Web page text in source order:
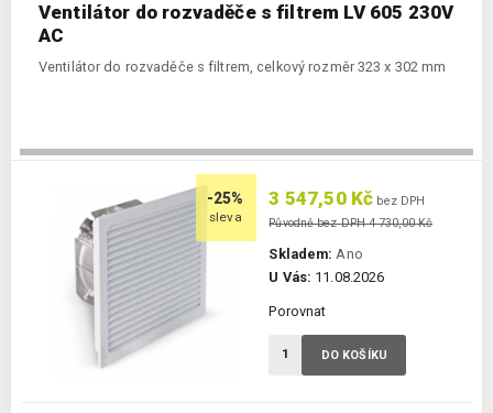
Ventilátor do rozvaděče s filtrem LV 605 230V
AC
Ventilátor do rozvaděče s filtrem, celkový rozměr 323 x 302 mm
-25%
sleva
3 547,50 Kč bez DPH
Původně bez DPH 4 730,00 Kč
Skladem: Ano
U Vás: 11.08.2026
Porovnat
DO KOŠÍKU